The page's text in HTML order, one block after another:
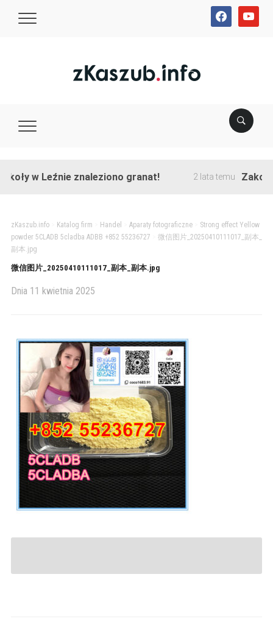
facebookyoutube
w Leźnie znaleziono granat! 2 lata temu
zKaszub.info> Katalog firm Handel Aparaty fotograficzne> Strong effect Yellow
powder 5CLADB 5cladba ADBB +852 55236727
微信图片_20250410111017_副本_
副本.jpg
微信图片_20250410111017_副本_副本.jpg
Dnia 11 kwietnia 2025